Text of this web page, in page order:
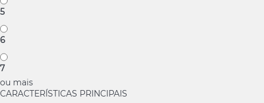
5
6
7
ou mais
CARACTERÍSTICAS PRINCIPAIS